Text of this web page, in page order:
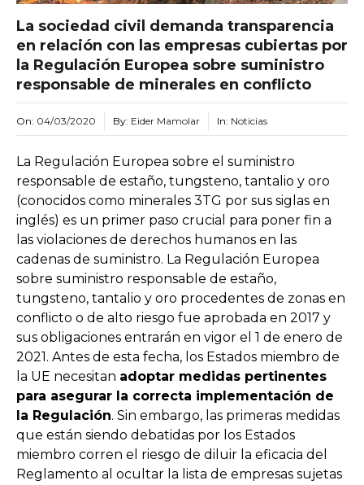
La sociedad civil demanda transparencia
en relación con las empresas cubiertas por
la Regulación Europea sobre suministro
responsable de minerales en conflicto
On: 04/03/2020 By: Eider Mamolar In: Noticias
La Regulación Europea sobre el suministro
responsable de estaño, tungsteno, tantalio y oro
(conocidos como minerales 3TG por sus siglas en
inglés) es un primer paso crucial para poner fin a
las violaciones de derechos humanos en las
cadenas de suministro. La Regulación Europea
sobre suministro responsable de estaño,
tungsteno, tantalio y oro procedentes de zonas en
conflicto o de alto riesgo fue aprobada en 2017 y
sus obligaciones entrarán en vigor el 1 de enero de
2021. Antes de esta fecha, los Estados miembro de
la UE necesitan adoptar medidas pertinentes
para asegurar la correcta implementación de
la Regulación. Sin embargo, las primeras medidas
que están siendo debatidas por los Estados
miembro corren el riesgo de diluir la eficacia del
Reglamento al ocultar la lista de empresas sujetas